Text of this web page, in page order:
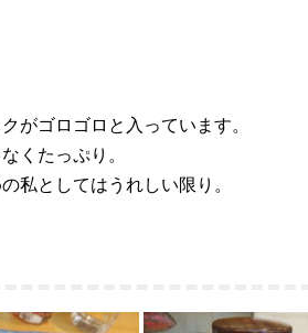
がゴロゴロと入っています。
くたっぷり。
私としてはうれしい限り。